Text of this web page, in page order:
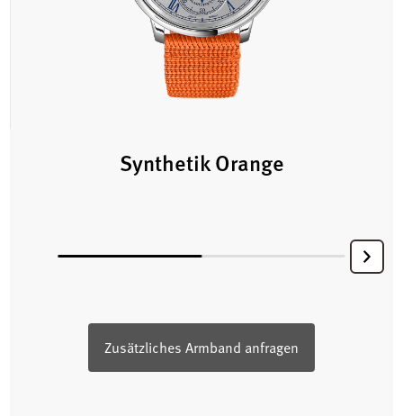
Synthetik Orange
Zusätzliches Armband anfragen